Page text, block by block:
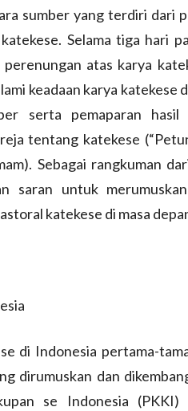
sumber yang terdiri dari
Selama tiga hari
atas karya
keadaan karya katekese
serta pemaparan hasil
tentang katekese
Sebagai rangkuman
saran untuk
katekese di masa
di Indonesia pertama-
dirumuskan dan
se Indonesia